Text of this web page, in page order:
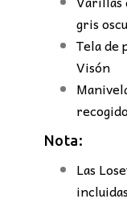
gris
Tela de
Visón
Nota:
Las